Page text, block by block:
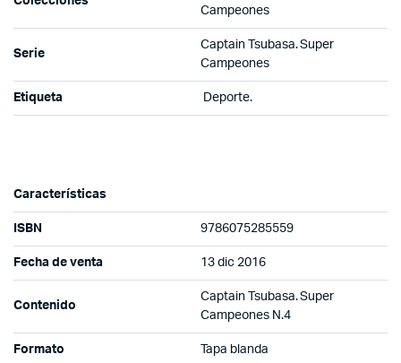
Campeones
Serie
Captain Tsubasa. Super
Campeones
Etiqueta Deporte.
Características
ISBN 9786075285559
Fecha de venta 13 dic 2016
Contenido
Captain Tsubasa. Super
Campeones N.4
Formato Tapa blanda